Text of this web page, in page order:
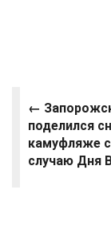
←
поделился
камуфляже
случаю Дня